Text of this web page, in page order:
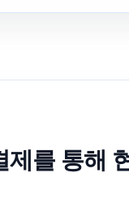
제를 통해